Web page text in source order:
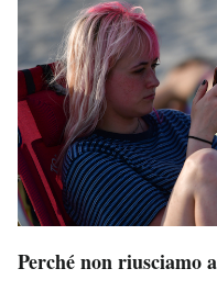
Perché non riusciamo